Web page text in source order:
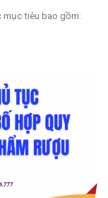
mục tiêu bao gồm: